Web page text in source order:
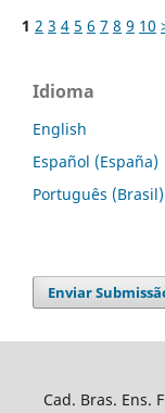
1 2 3 4 5 6 7 8 9 10
Idioma
English
Español (España)
Português (Brasil)
Enviar
Cad. Bras. Ens.